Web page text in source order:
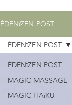
ÉDENïZEN POST
ÉDENïZEN POST
MAGIC MASSAGE
MAGIC HAïKU
ÉDENïZEN POST